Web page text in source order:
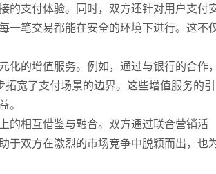
的支付体验。同时，双方还针对用户支付
一笔交易都能在安全的环境下进行。这不
的增值服务。例如，通过与银行的合作，
宽了支付场景的边界。这些增值服务的引
。
的相互借鉴与融合。双方通过联合营销活
于双方在激烈的市场竞争中脱颖而出，也